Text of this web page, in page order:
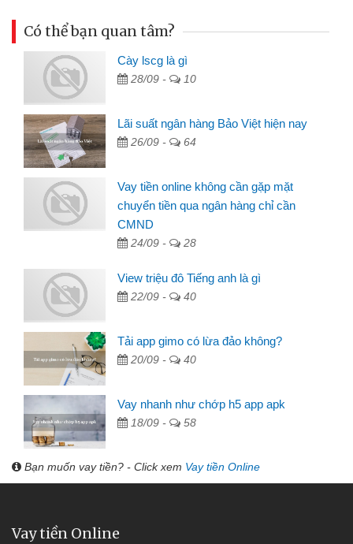
Có thể bạn quan tâm?
Cày lscg là gì
28/09 - 10
Lãi suất ngân hàng Bảo Việt hiện nay
26/09 - 64
Vay tiền online không cần gặp mặt
chuyển tiền qua ngân hàng chỉ cần
CMND
24/09 - 28
View triệu đô Tiếng anh là gì
22/09 - 40
Tải app gimo có lừa đảo không?
20/09 - 40
Vay nhanh như chớp h5 app apk
18/09 - 58
Bạn muốn vay tiền? - Click xem Vay tiền Online
Vay tiền Online